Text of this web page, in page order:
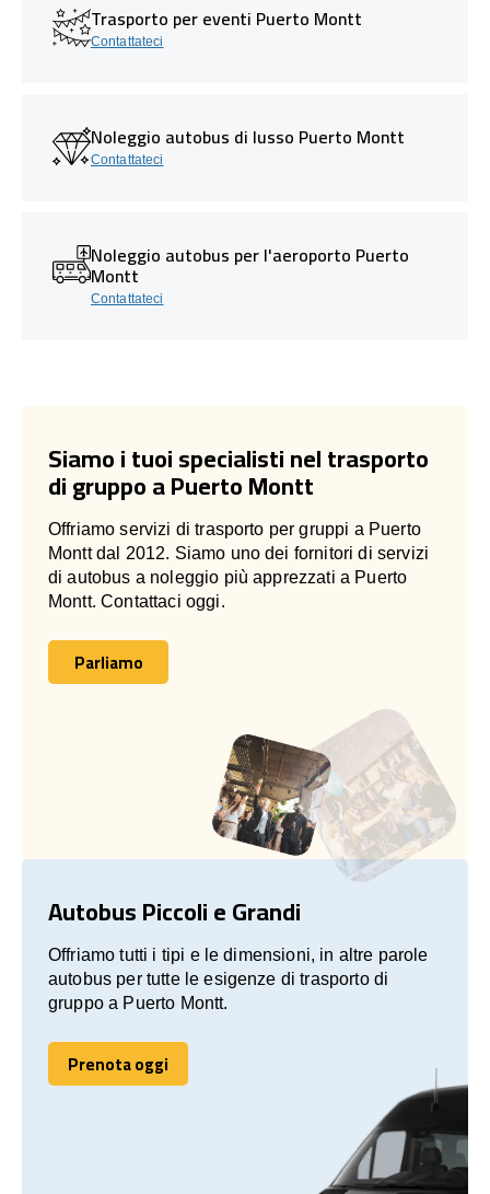
Trasporto per eventi Puerto Montt
Contattateci
Noleggio autobus di lusso Puerto Montt
Contattateci
Noleggio autobus per l'aeroporto Puerto
Montt
Contattateci
Siamo i tuoi specialisti nel trasporto
di gruppo a Puerto Montt
Offriamo servizi di trasporto per gruppi a Puerto
Montt dal 2012. Siamo uno dei fornitori di servizi
di autobus a noleggio più apprezzati a Puerto
Montt. Contattaci oggi.
Parliamo
Parliamo
Autobus Piccoli e Grandi
Offriamo tutti i tipi e le dimensioni, in altre parole
autobus per tutte le esigenze di trasporto di
gruppo a Puerto Montt.
Prenota oggi
Prenota oggi